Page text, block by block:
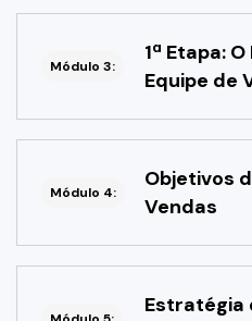
Módulo 3:
1ª Etapa:
Equipe de
Módulo 4:
Objetivos
Vendas
Estratégia